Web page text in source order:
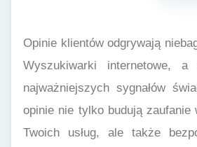
Opinie klientów odgrywają
Wyszukiwarki internetowe,
najważniejszych sygnałów
opinie nie tylko budują
Twoich usług, ale także